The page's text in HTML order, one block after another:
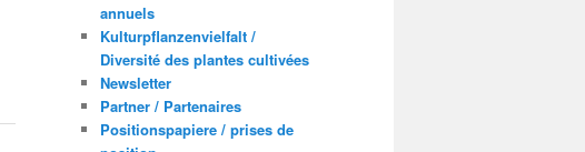
annuels
Kulturpflanzenvielfalt /
Diversité des plantes cultivées
Newsletter
Partner / Partenaires
Positionspapiere / prises de